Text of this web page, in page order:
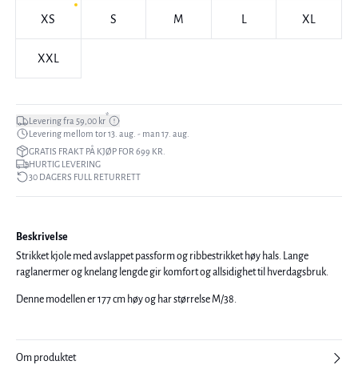
XS S M XL
XXL
Levering fra 59,00 kr*
Levering mellom tor 13. aug. - man 17. aug.
GRATIS FRAKT PÅ KJØP FOR 699 KR.
HURTIG LEVERING
30 DAGERS FULL RETURRETT
Beskrivelse
Strikket kjole med avslappet passform og ribbestrikket høy hals. Lange
raglanermer og knelang lengde gir komfort og allsidighet til hverdagsbruk.
Denne modellen er 177 cm høy og har størrelse M/38.
Om produktet